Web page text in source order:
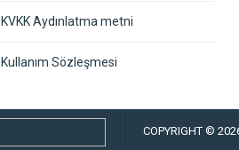
KVKK Aydınlatma metni
Kullanım Sözleşmesi
COPYRIGHT ©